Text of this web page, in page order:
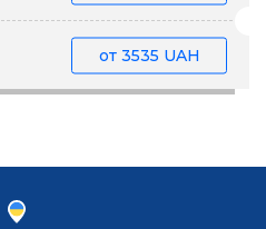
от 3535 UAH